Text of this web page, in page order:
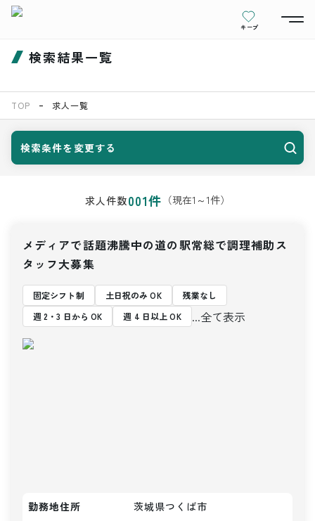
キープ
検索結果一覧
TOP 求人一覧
検索条件を変更する
求人件数001件 （現在1 ～1件）
メディアで話題沸騰中の道の駅常総で調理補助ス
タッフ大募集
固定シフト制 土日祝のみ OK
残業なし
週 2・3 日から OK
週 4 日以上 OK ...全て表示
勤務地住所
茨城県つくば市